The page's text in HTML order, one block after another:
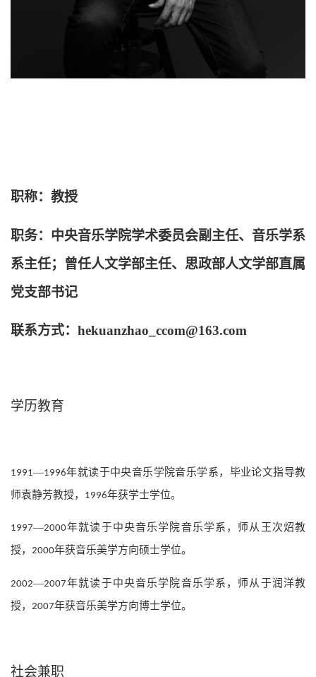
职称：教授
职务： 中央音乐学院学术委员会副主任、 音乐学系
系主任； 曾任人文学部主任、思政部人文学部直属
党支部书记
联系方式： hekuanzhao_ccom@163.com
学历教育
1991—1996年就读于中央音乐学院音乐学系，毕业论文指导教
师袁静芳教授， 1996年获学士学位。
1997—2000年就读于中央音乐学院音乐学系，师从王次炤教
授， 2000年获音乐美学方向硕士学位。
2002—2007年就读于中央音乐学院音乐学系，师从于润洋教
授， 2007年获音乐美学方向博士学位。
社会兼职